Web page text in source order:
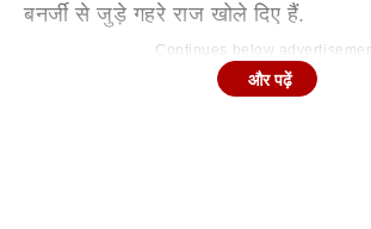
बनर्जी से जुड़े गहरे राज खोले दिए हैं.
Continues below
और पढ़ें